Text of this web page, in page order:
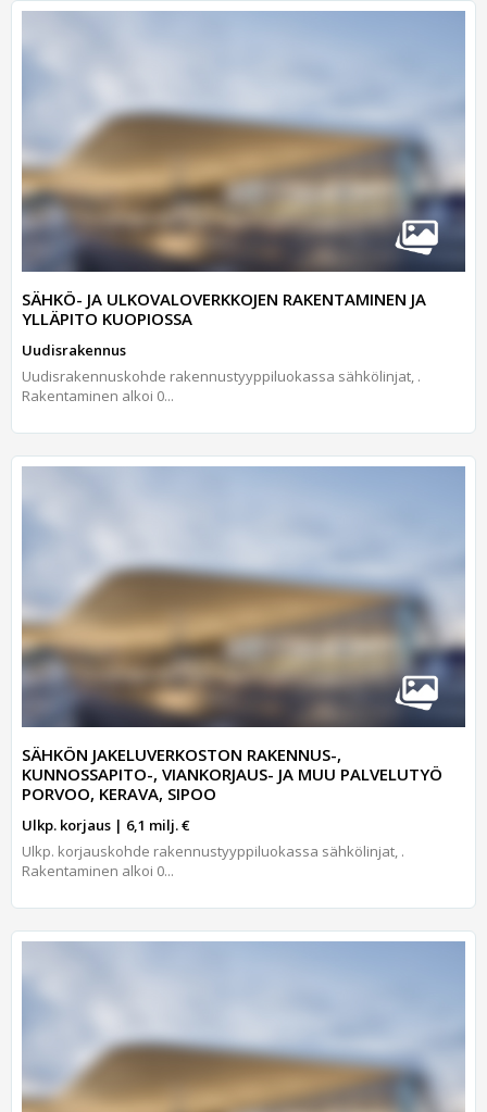
SÄHKÖ- JA ULKOVALOVERKKOJEN RAKENTAMINEN JA
YLLÄPITO KUOPIOSSA
Uudisrakennus
Uudisrakennuskohde rakennustyyppiluokassa sähkölinjat, .
Rakentaminen alkoi 0...
SÄHKÖN JAKELUVERKOSTON RAKENNUS-,
KUNNOSSAPITO-, VIANKORJAUS- JA MUU PALVELUTYÖ
PORVOO, KERAVA, SIPOO
Ulkp. korjaus | 6,1 milj. €
Ulkp. korjauskohde rakennustyyppiluokassa sähkölinjat, .
Rakentaminen alkoi 0...